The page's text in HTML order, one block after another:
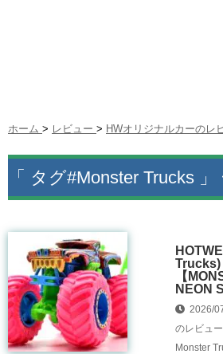
ホーム > レビュー > HWオリジナルカーのレ
「 タグ#Monster Trucks 」
Trucks)
【
NEON
2026/
のレビュー
Monster